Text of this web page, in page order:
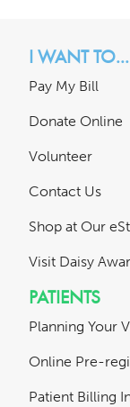
I WANT TO...
Pay My Bill
Donate Online
Volunteer
Contact Us
Shop at Our
Visit Daisy
PATIENTS
Planning Your
Online Pre-
Patient Billing